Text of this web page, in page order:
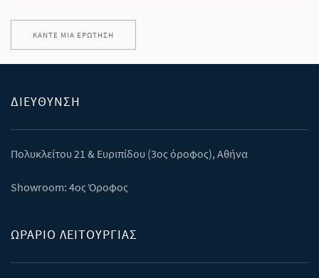
ΚΆΝΤΕ ΜΊΑ ΕΡΏΤΗΣΗ
ΔΙΕΎΘΥΝΣΗ
Πολυκλείτου 21 & Eυριπίδου (3ος όροφος), Αθήνα
Showroom: 4ος Όροφος
ΩΡΑΡΙΟ ΛΕΙΤΟΥΡΓΙΑΣ